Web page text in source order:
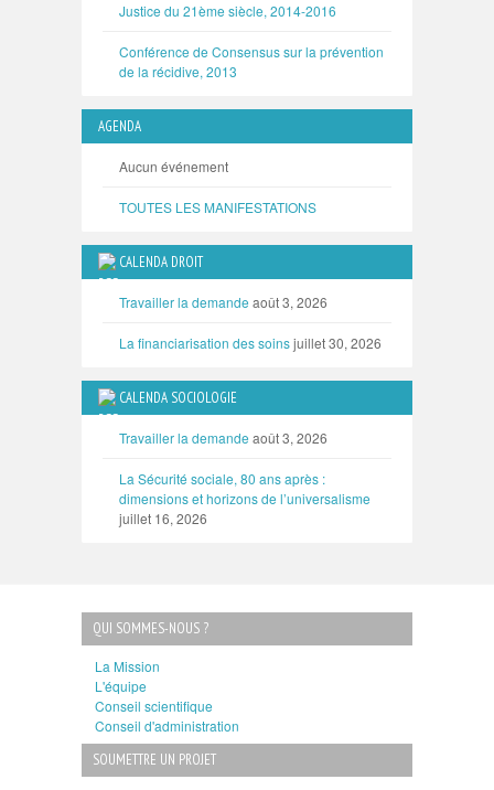
Justice du 21ème siècle, 2014-2016
Conférence de Consensus sur la prévention
de la récidive, 2013
AGENDA
Aucun événement
TOUTES LES MANIFESTATIONS
CALENDA DROIT
Travailler la demande août 3, 2026
La financiarisation des soinsjuillet 30, 2026
CALENDA SOCIOLOGIE
Travailler la demande août 3, 2026
La Sécurité sociale, 80 ans après :
dimensions et horizons de l’universalisme
juillet 16, 2026
QUI SOMMES-NOUS ?
La Mission
L'équipe
Conseil scientifique
Conseil d'administration
SOUMETTRE UN PROJET